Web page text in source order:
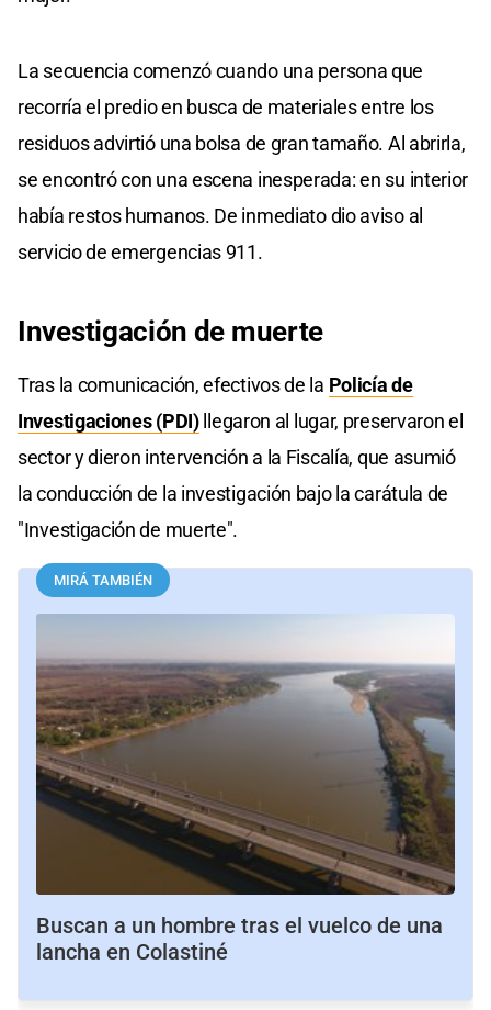
La secuencia comenzó cuando una persona que
recorría el predio en busca de materiales entre los
residuos advirtió una bolsa de gran tamaño. Al abrirla,
se encontró con una escena inesperada: en su interior
había restos humanos. De inmediato dio aviso al
servicio de emergencias 911.
Investigación de muerte
Tras la comunicación, efectivos de la Policía de
Investigaciones (PDI)llegaron al lugar, preservaron el
sector y dieron intervención a la Fiscalía, que asumió
la conducción de la investigación bajo la carátula de
"Investigación de muerte".
MIRÁ TAMBIÉN
Buscan a un hombre tras el vuelco de una
lancha en Colastiné